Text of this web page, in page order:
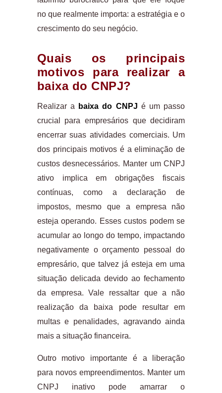
no que realmente importa: a estratégia e o
crescimento do seu negócio.
Quais os principais
motivos para realizar a
baixa do CNPJ?
Realizar a baixa do CNPJ é um passo
crucial para empresários que decidiram
encerrar suas atividades comerciais. Um
dos principais motivos é a eliminação de
custos desnecessários. Manter um CNPJ
ativo implica em obrigações fiscais
contínuas, como a declaração de
impostos, mesmo que a empresa não
esteja operando. Esses custos podem se
acumular ao longo do tempo, impactando
negativamente o orçamento pessoal do
empresário, que talvez já esteja em uma
situação delicada devido ao fechamento
da empresa. Vale ressaltar que a não
realização da baixa pode resultar em
multas e penalidades, agravando ainda
mais a situação financeira.
Outro motivo importante é a liberação
para novos empreendimentos. Manter um
CNPJ inativo pode amarrar o